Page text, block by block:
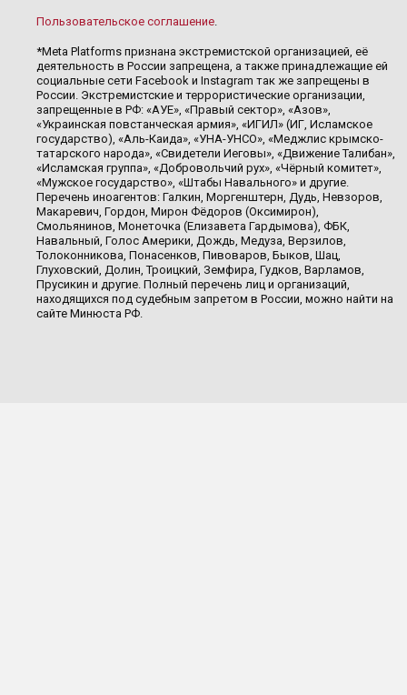
Пользовательское соглашение.
*Meta Platforms признана экстремистской организацией, её
деятельность в России запрещена, а также принадлежащие ей
социальные сети Facebook и Instagram так же запрещены в
России. Экстремистские и террористические организации,
запрещенные в РФ: «АУЕ», «Правый сектор», «Азов»,
«Украинская повстанческая армия», «ИГИЛ» (ИГ, Исламское
государство), «Аль-Каида», «УНА-УНСО», «Меджлис крымско-
татарского народа», «Свидетели Иеговы», «Движение Талибан»,
«Исламская группа», «Добровольчий рух», «Чёрный комитет»,
«Мужское государство», «Штабы Навального» и другие.
Перечень иноагентов: Галкин, Моргенштерн, Дудь, Невзоров,
Макаревич, Гордон, Мирон Фёдоров (Оксимирон),
Смольянинов, Монеточка (Елизавета Гардымова), ФБК,
Навальный, Голос Америки, Дождь, Медуза, Верзилов,
Толоконникова, Понасенков, Пивоваров, Быков, Шац,
Глуховский, Долин, Троицкий, Земфира, Гудков, Варламов,
Прусикин и другие. Полный перечень лиц и организаций,
находящихся под судебным запретом в России, можно найти на
сайте Минюста РФ.